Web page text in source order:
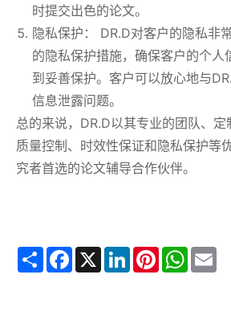
时提交出色的论文。
隐私保护： DR.D对客户的隐私非
的隐私保护措施，确保客户的个人
到妥善保护。客户可以放心地与
信息泄露问题。
总的来说，DR.D以其专业的团队、
质量控制、时效性保证和隐私保护等
究者首选的论文辅导合作伙伴。
Share Facebook
X LinkedInPinterest